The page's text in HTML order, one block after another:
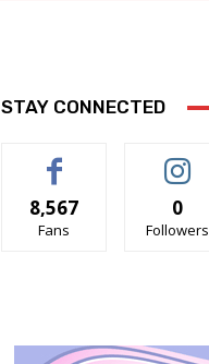
STAY CONNECTED
8,567
Fans
0
Followers